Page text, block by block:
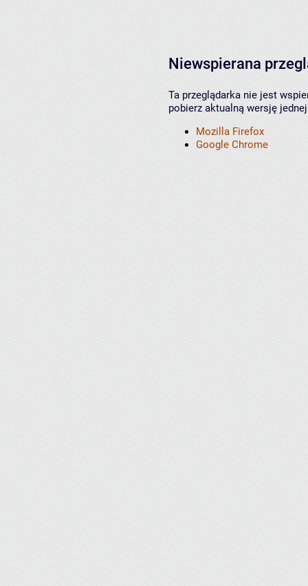
Niewspierana
Ta przeglądarka nie jest
pobierz aktualną wersję
Mozilla Firefox
Google Chrome